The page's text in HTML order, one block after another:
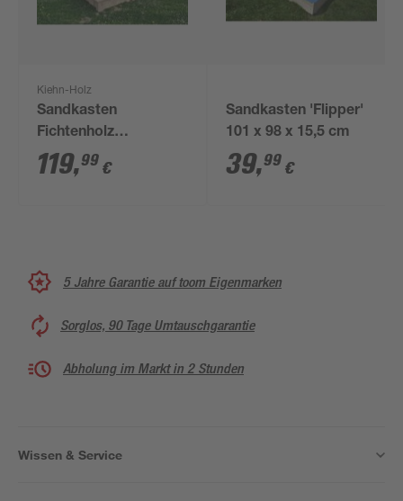
Kiehn-Holz
Sandkasten
Fichtenholz
naturfarben 150 x 24 x
150 cm
119,99 €
Sandkasten 'Flipper'
101 x 98 x 15,5 cm
39,99 €
5 Jahre Garantie auf toom Eigenmarken
Sorglos, 90 Tage Umtauschgarantie
Abholung im Markt in 2 Stunden
Wissen & Service